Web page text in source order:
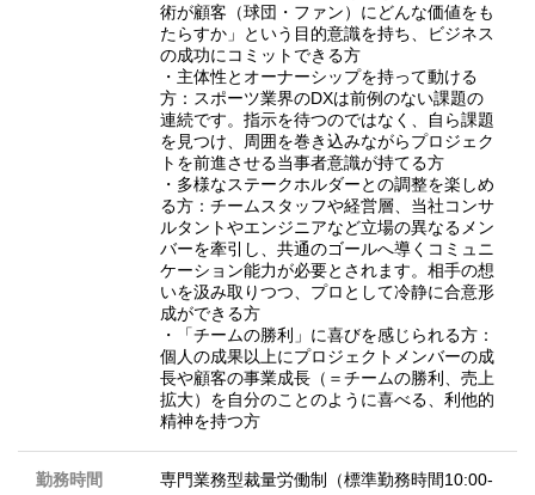
術が顧客（球団・ファン）にどんな価値をも
たらすか」という目的意識を持ち、ビジネス
の成功にコミットできる方
・主体性とオーナーシップを持って動ける
方：スポーツ業界のDXは前例のない課題の
連続です。指示を待つのではなく、自ら課題
を見つけ、周囲を巻き込みながらプロジェク
トを前進させる当事者意識が持てる方
・多様なステークホルダーとの調整を楽しめ
る方：チームスタッフや経営層、当社コンサ
ルタントやエンジニアなど立場の異なるメン
バーを牽引し、共通のゴールへ導くコミュニ
ケーション能力が必要とされます。相手の想
いを汲み取りつつ、プロとして冷静に合意形
成ができる方
・「チームの勝利」に喜びを感じられる方：
個人の成果以上にプロジェクトメンバーの成
長や顧客の事業成長（＝チームの勝利、売上
拡大）を自分のことのように喜べる、利他的
精神を持つ方
勤務時間
専門業務型裁量労働制（標準勤務時間10:00-